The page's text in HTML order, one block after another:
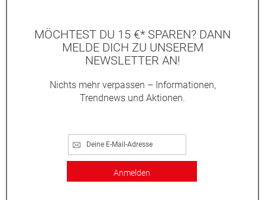
MÖCHTEST DU 15 €* SPAREN? DANN
MELDE DICH ZU UNSEREM
NEWSLETTER AN!
Nichts mehr verpassen – Informationen,
Trendnews und Aktionen.
Anmelden